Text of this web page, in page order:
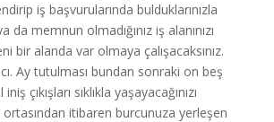
iş başvurularında bulduklarınızla
da memnun olmadığınız iş alanınızı
bir alanda var olmaya çalışacaksınız.
Ay tutulması bundan sonraki on beş
çıkışları sıklıkla yaşayacağınızı
itibaren burcunuza yerleşen